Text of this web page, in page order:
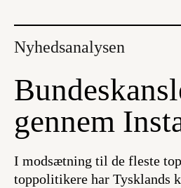
Nyhedsanalysen
gennem
I modsætning til de fleste
toppolitikere har Tysklands